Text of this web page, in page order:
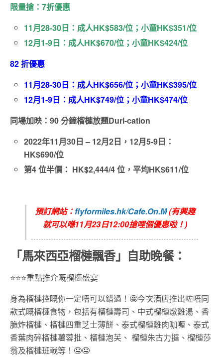
限量搶：7折優惠
11月28-30日：成人HK$583/位；小童HK$351/位
12月1-9日：成人HK$670/位；小童HK$424/位
82 折優惠
11月28-30日：成人HK$656/位；小童HK$395/位
12月1-9日：成人HK$749/位；小童HK$474/位
同場加映：90 分鐘榴槤放題Duri-cation
2022年11月30日 – 12月2日，12月5-9日：
HK$690/位
第4 位半價： HK$2,444/4 位，平均HK$611/位
預訂網站：flyformiles.hk/Cafe.On.M(有興趣
就可以喺11月23日12:00搶哩個優惠啦！)
「馬來西亞榴槤飄香」自助晚餐：
⭐️⭐️⭐️重點推介嘅榴櫣盛宴
身為榴槤控嘅你一定唔可以錯過！🤩今次酒店推出咗唔同
款式嘅榴櫣食物，包括有榴槤壽司、中式榴槤燉雞湯、香
脆炸榴槤、榴槤四重芝士薄餅、泰式榴槤雞肉咖喱、泰式
香葉肉碎榴槤薯蓉批、榴槤泡芙、 榴槤朱古力撻、榴槤莎
翁及榴槤班戟等！🤤🤤